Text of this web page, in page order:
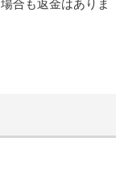
合も返金はありま